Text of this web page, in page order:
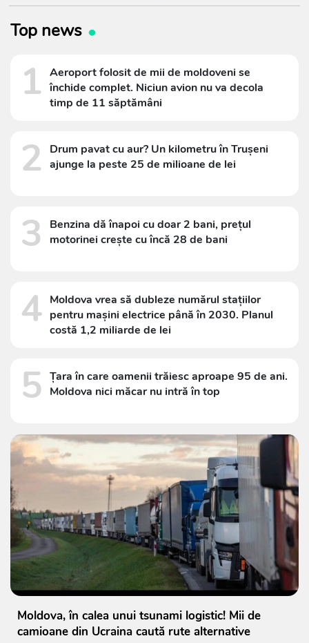
Top news
1 Aeroport folosit de mii de moldoveni se
închide complet. Niciun avion nu va decola
timp de 11 săptămâni
2
Drum pavat cu aur? Un kilometru în Trușeni
ajunge la peste 25 de milioane de lei
3
Benzina dă înapoi cu doar 2 bani, prețul
motorinei crește cu încă 28 de bani
4 Moldova vrea să dubleze numărul stațiilor
pentru mașini electrice până în 2030. Planul
costă 1,2 miliarde de lei
5 Țara în care oamenii trăiesc aproape 95 de ani.
Moldova nici măcar nu intră în top
Moldova, în calea unui tsunami logistic! Mii de
camioane din Ucraina caută rute alternative